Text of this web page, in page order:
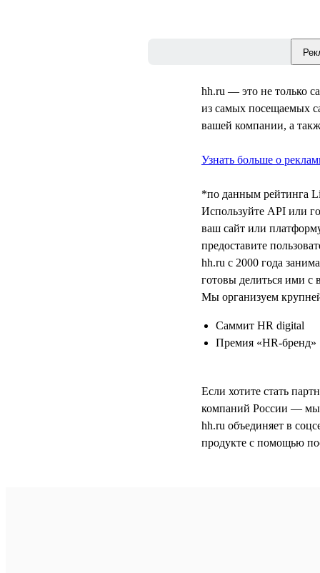
hh.ru — это не только
из самых посещаемых
вашей компании, а
Узнать больше о
*по данным рейтинга
Используйте API или
ваш сайт или
предоставите
hh.ru с 2000 года
готовы делиться ими с
Мы организуем
Саммит HR digital
Премия «HR-бренд»
Если хотите стать
компаний России — мы
hh.ru объединяет в
продукте с помощью